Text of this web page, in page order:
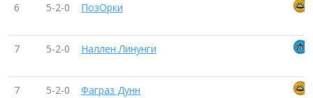
6 5-2-0 ПозОрки
7 5-2-0 Наллен Линунги
7 5-2-0 Фаграз Дунн